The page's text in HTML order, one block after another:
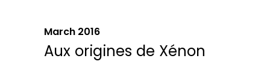
March 2016
Aux origines de Xénon